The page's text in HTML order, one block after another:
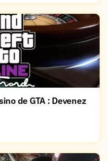
de GTA : Devenez